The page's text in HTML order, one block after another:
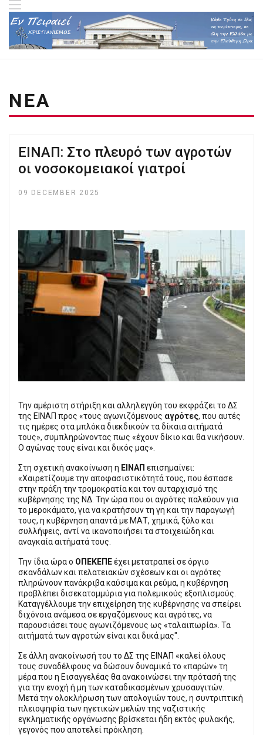
ΝΕΑ
ΕΙΝΑΠ: Στο πλευρό των αγροτών
οι νοσοκομειακοί γιατροί
09 DECEMBER 2025
Την αμέριστη στήριξη και αλληλεγγύη του εκφράζει το ΔΣ
της ΕΙΝΑΠ προς «τους αγωνιζόμενους αγρότες, που αυτές
τις ημέρες στα μπλόκα διεκδικούν τα δίκαια αιτήματά
τους», συμπληρώνοντας πως «έχουν δίκιο και θα νικήσουν.
Ο αγώνας τους είναι και δικός μας».
Στη σχετική ανακοίνωση η ΕΙΝΑΠ επισημαίνει:
«Χαιρετίζουμε την αποφασιστικότητά τους, που έσπασε
στην πράξη την τρομοκρατία και τον αυταρχισμό της
κυβέρνησης της ΝΔ. Την ώρα που οι αγρότες παλεύουν για
το μεροκάματο, για να κρατήσουν τη γη και την παραγωγή
τους, η κυβέρνηση απαντά με ΜΑΤ, χημικά, ξύλο και
συλλήψεις, αντί να ικανοποιήσει τα στοιχειώδη και
αναγκαία αιτήματά τους.
Την ίδια ώρα ο ΟΠΕΚΕΠΕέχει μετατραπεί σε όργιο
σκανδάλων και πελατειακών σχέσεων και οι αγρότες
πληρώνουν πανάκριβα καύσιμα και ρεύμα, η κυβέρνηση
προβλέπει δισεκατομμύρια για πολεμικούς εξοπλισμούς.
Καταγγέλλουμε την επιχείρηση της κυβέρνησης να σπείρει
διχόνοια ανάμεσα σε εργαζόμενους και αγρότες, να
παρουσιάσει τους αγωνιζόμενους ως «ταλαιπωρία». Τα
αιτήματά των αγροτών είναι και δικά μας".
Σε άλλη ανακοίνωσή του τo ΔΣ της ΕΙΝΑΠ «καλεί όλους
τους συναδέλφους να δώσουν δυναμικά το «παρών» τη
μέρα που η Εισαγγελέας θα ανακοινώσει την πρότασή της
για την ενοχή ή μη των καταδικασμένων χρυσαυγιτών.
Μετά την ολοκλήρωση των απολογιών τους, η συντριπτική
πλειοψηφία των ηγετικών μελών της ναζιστικής
εγκληματικής οργάνωσης βρίσκεται ήδη εκτός φυλακής,
γεγονός που αποτελεί πρόκληση.